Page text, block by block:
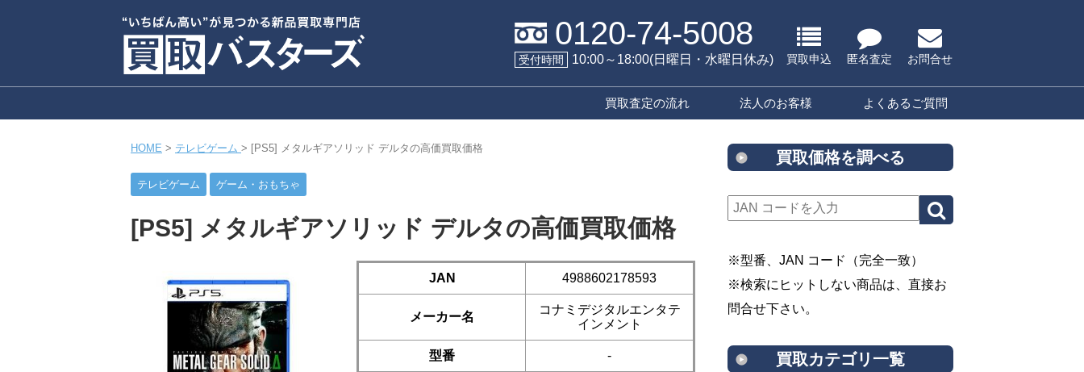
0120-74-5008
受付時間 10:00～18:00(日曜日・水曜日休み) 買取申込 匿名査定 お問合せ
買取査定の流れ 法人のお客様 よくあるご質問
HOME > テレビゲーム > [PS5] メタルギアソリッド デルタの高価買取価格
テレビゲーム ゲーム・おもちゃ
[PS5] メタルギアソリッド デルタの高価買取価格
JAN 4988602178593
メーカー名
コナミデジタルエンタテ
インメント
型番 -
買取価格を調べる
※型番、JAN コード（完全一致）
※検索にヒットしない商品は、直接お
問合せ下さい。
買取カテゴリ一覧